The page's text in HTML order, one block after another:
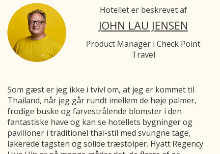
Hotellet er beskrevet af
JOHN LAU JENSEN
Product Manager i Check Point
Travel
Som gæst er jeg ikke i tvivl om, at jeg er kommet til
Thailand, når jeg går rundt imellem de høje palmer,
frodige buske og farvestrålende blomster i den
fantastiske have og kan se hotellets bygninger og
pavilloner i traditionel thai-stil med svungne tage,
lakerede tagsten og solide træstolper. Hyatt Regency